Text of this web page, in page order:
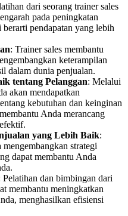
dari seorang trainer sales
pada peningkatan
pendapatan yang lebih
: Trainer sales membantu
keterampilan
dalam dunia penjualan.
tentang Pelanggan: Melalui
akan mendapatkan
kebutuhan dan keinginan
Anda merancang
yang Lebih Baik:
strategi
dapat membantu Anda
Pelatihan dan bimbingan dari
membantu meningkatkan
menghasilkan efisiensi